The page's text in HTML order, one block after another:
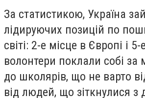
За статистикою, Україна
лідируючих позицій по
світі: 2-е місце в Європі і 5-е
волонтери поклали собі за
до школярів, що не варто
від людей, що зіткнулися